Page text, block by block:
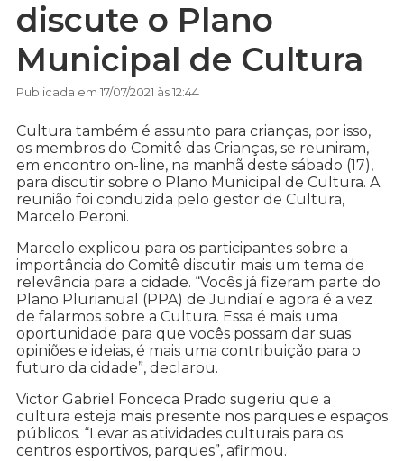
discute o Plano
Municipal de Cultura
Publicada em 17/07/2021 às 12:44
Cultura também é assunto para crianças, por isso,
os membros do Comitê das Crianças, se reuniram,
em encontro on-line, na manhã deste sábado (17),
para discutir sobre o Plano Municipal de Cultura. A
reunião foi conduzida pelo gestor de Cultura,
Marcelo Peroni.
Marcelo explicou para os participantes sobre a
importância do Comitê discutir mais um tema de
relevância para a cidade. “Vocês já fizeram parte do
Plano Plurianual (PPA) de Jundiaí e agora é a vez
de falarmos sobre a Cultura. Essa é mais uma
oportunidade para que vocês possam dar suas
opiniões e ideias, é mais uma contribuição para o
futuro da cidade”, declarou.
Victor Gabriel Fonceca Prado sugeriu que a
cultura esteja mais presente nos parques e espaços
públicos. “Levar as atividades culturais para os
centros esportivos, parques”, afirmou.